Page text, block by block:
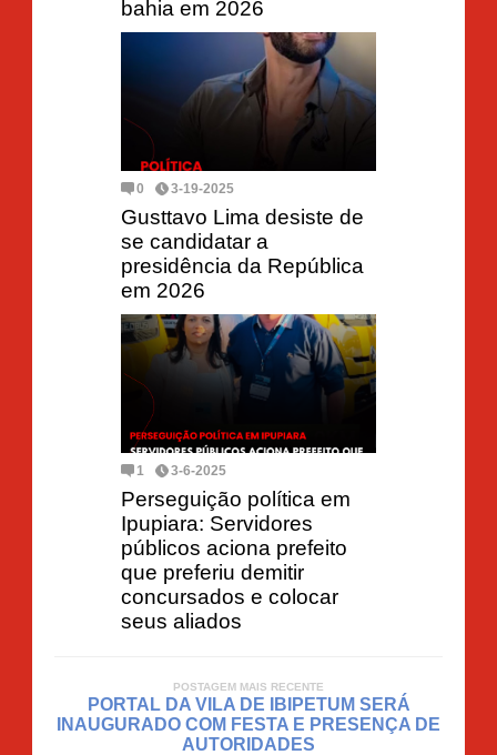
bahia em 2026
0 3-19-2025
Gusttavo Lima desiste de
se candidatar a
presidência da República
em 2026
1 3-6-2025
Perseguição política em
Ipupiara: Servidores
públicos aciona prefeito
que preferiu demitir
concursados e colocar
seus aliados
POSTAGEM MAIS RECENTE
PORTAL DA VILA DE IBIPETUM SERÁ
INAUGURADO COM FESTA E PRESENÇA DE
AUTORIDADES